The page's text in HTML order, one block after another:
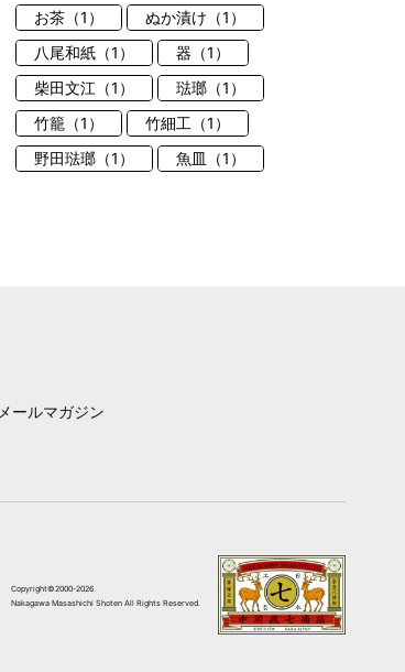
お茶（1）
ぬか漬け（1）
八尾和紙（1）
器（1）
柴田文江（1）
琺瑯（1）
竹籠（1）
竹細工（1）
野田琺瑯（1）
魚皿（1）
メールマガジン
Copyright©2000-2026
Nakagawa Masashichi Shoten All Rights Reserved.